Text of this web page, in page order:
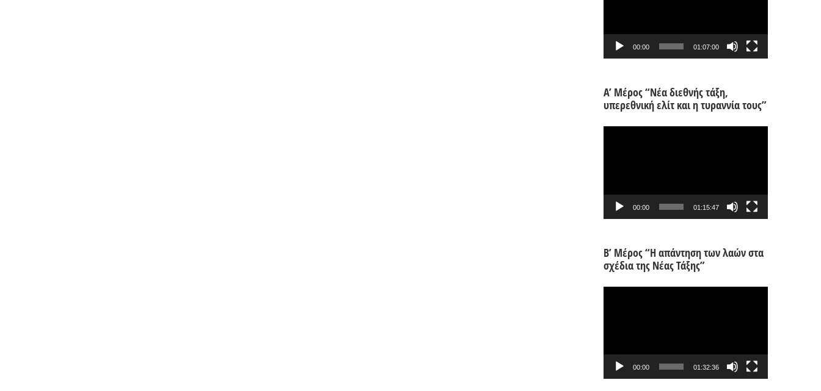
00:00 01:07:00
Α’ Μέρος “Νέα διεθνής τάξη,
υπερεθνική ελίτ και η τυραννία τους”
00:00 01:15:47
Β’ Μέρος “Η απάντηση των λαών στα
σχέδια της Νέας Τάξης”
00:00 01:32:36